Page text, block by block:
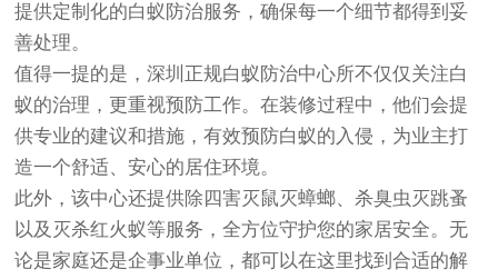
提供定制化的白蚁防治服务，确保每一个细节都得到妥
善处理。
值得一提的是，深圳正规白蚁防治中心所不仅仅关注白
蚁的治理，更重视预防工作。在装修过程中，他们会提
供专业的建议和措施，有效预防白蚁的入侵，为业主打
造一个舒适、安心的居住环境。
此外，该中心还提供除四害灭鼠灭蟑螂、杀臭虫灭跳蚤
以及灭杀红火蚁等服务，全方位守护您的家居安全。无
论是家庭还是企事业单位，都可以在这里找到合适的解